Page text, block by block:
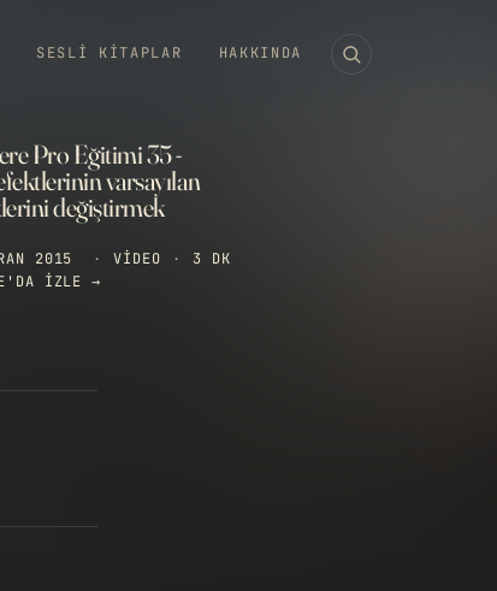
SESLI KITAPLAR HAKKINDA
Pro Eğitimi 35 -
varsayılan
değiştirmek
2015 · VIDEO ·
3 DK
IZLE →